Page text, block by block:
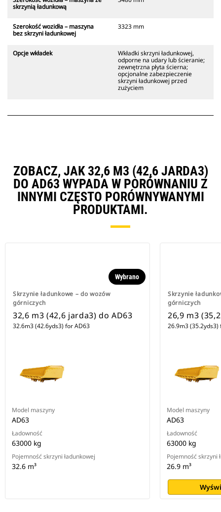
skrzynią ładunkową
Szerokość wozidła – maszyna
bez skrzyni ładunkowej
3323 mm
Opcje wkładek
Wkładki skrzyni ładunkowej,
odporne na udary lub ścieranie;
zewnętrzna płyta ścierna;
opcjonalne zabezpieczenie
skrzyni ładunkowej przed
zużyciem
ZOBACZ, JAK 32,6 M3 (42,6 JARDA3)
DO AD63 WYPADA W PORÓWNANIU Z
INNYMI CZĘSTO PORÓWNYWANYMI
PRODUKTAMI.
Skrzynie ładunkowe – do wozów
górniczych
Wybrano
32,6 m3 (42,6 jarda3) do AD63
32.6m3 (42.6yds3) for AD63
Model maszyny
AD63
Ładowność
63000 kg
Pojemność skrzyni ładunkowej
32.6 m³
Skrzynie
górniczych
26,9 m3
26.9m3 (35.2yds3)
Model maszyny
AD63
Ładowność
63000 kg
Pojemność skrzyni
26.9 m³